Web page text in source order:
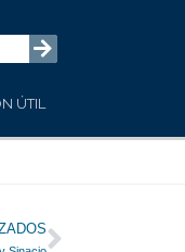
ÚTIL
Siguiente